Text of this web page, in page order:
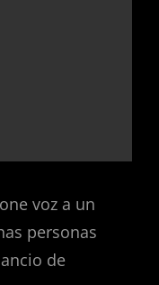
voz a un
personas
de